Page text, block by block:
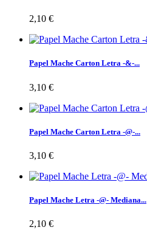
2,10 €
Papel Mache Carton Letra -&-...
3,10 €
Papel Mache Carton Letra -@-...
3,10 €
Papel Mache Letra -@- Mediana...
2,10 €